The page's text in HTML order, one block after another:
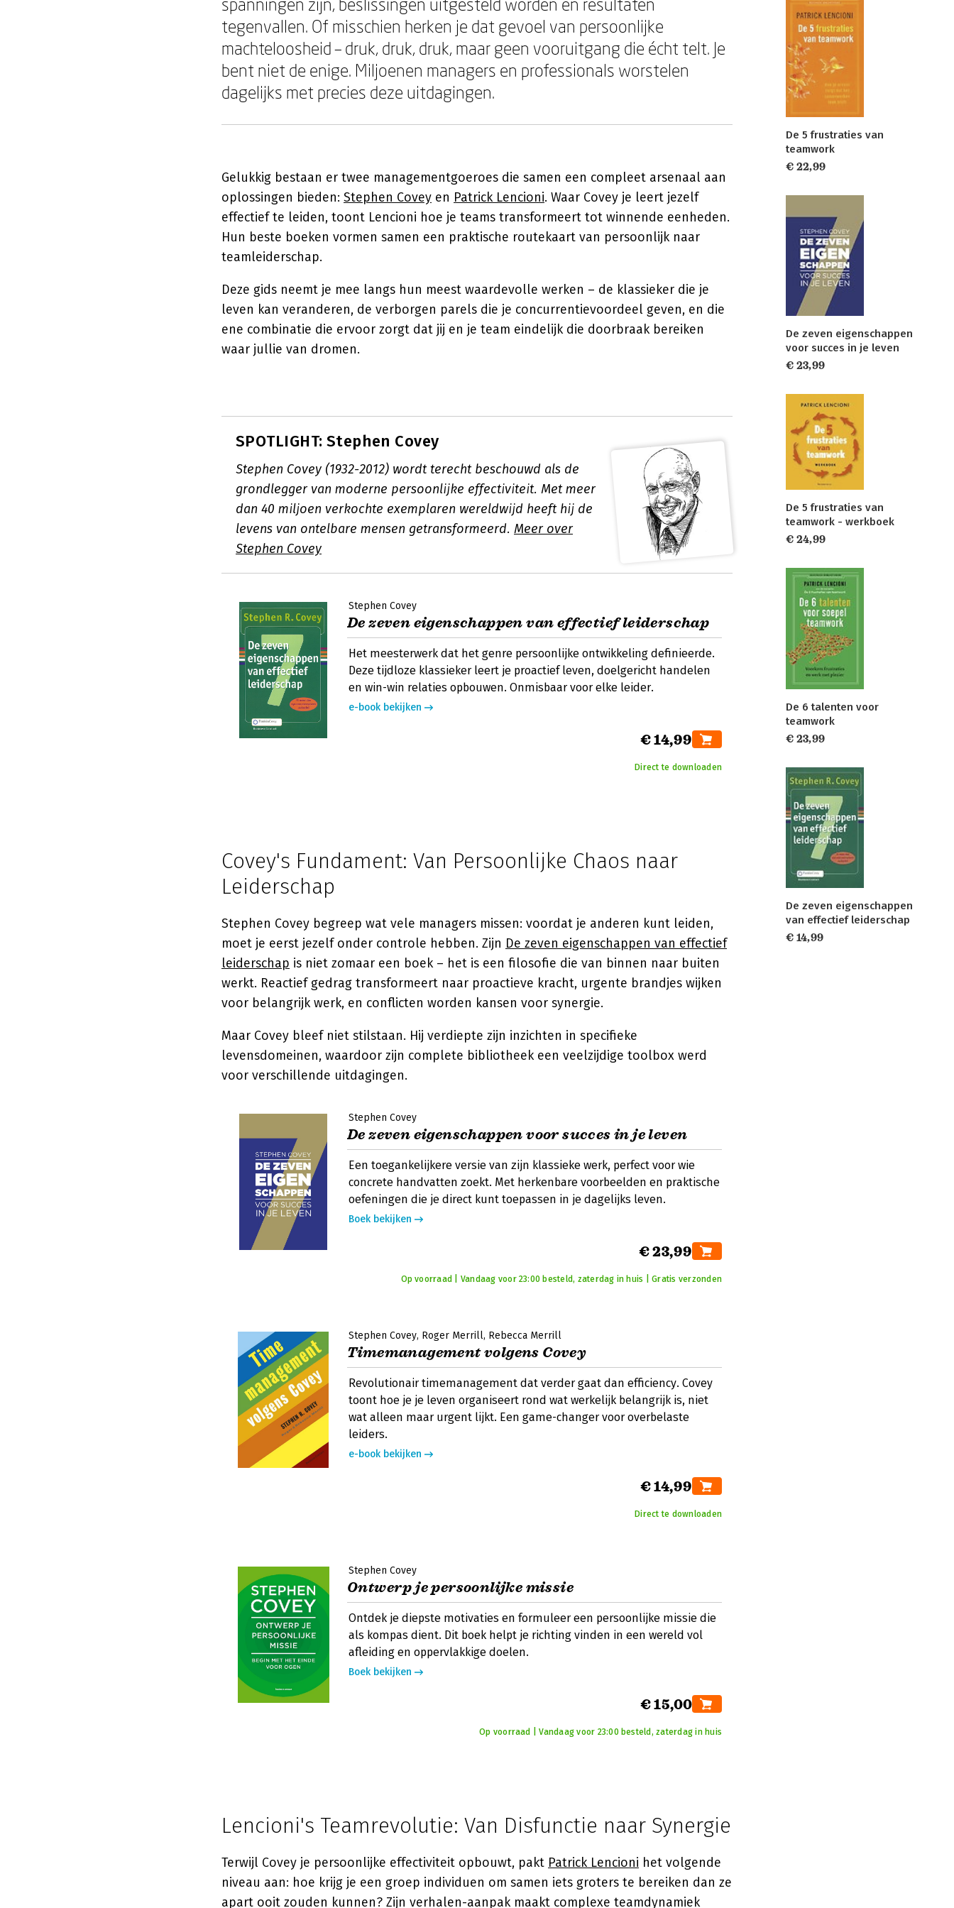
tegenvallen. Of misschien herken je dat gevoel van persoonlijke
machteloosheid – druk, druk, druk, maar geen vooruitgang die écht telt. Je
bent niet de enige. Miljoenen managers en professionals worstelen
dagelijks met precies deze uitdagingen.
Gelukkig bestaan er twee managementgoeroes die samen een compleet arsenaal aan
oplossingen bieden: Stephen Covey en Patrick Lencioni. Waar Covey je leert jezelf
effectief te leiden, toont Lencioni hoe je teams transformeert tot winnende eenheden.
Hun beste boeken vormen samen een praktische routekaart van persoonlijk naar
teamleiderschap.
Deze gids neemt je mee langs hun meest waardevolle werken – de klassieker die je
leven kan veranderen, de verborgen parels die je concurrentievoordeel geven, en die
ene combinatie die ervoor zorgt dat jij en je team eindelijk die doorbraak bereiken
waar jullie van dromen.
SPOTLIGHT: Stephen Covey
Stephen Covey (1932-2012) wordt terecht beschouwd als de
grondlegger van moderne persoonlijke effectiviteit. Met meer
dan 40 miljoen verkochte exemplaren wereldwijd heeft hij de
levens van ontelbare mensen getransformeerd. Meer over
Stephen Covey
Stephen Covey
De zeven eigenschappen van effectief leiderschap
Het meesterwerk dat het genre persoonlijke ontwikkeling definieerde.
Deze tijdloze klassieker leert je proactief leven, doelgericht handelen
en win-win relaties opbouwen. Onmisbaar voor elke leider.
e-book bekijken
€ 14,99
Direct te downloaden
Covey's Fundament: Van Persoonlijke Chaos naar
Leiderschap
Stephen Covey begreep wat vele managers missen: voordat je anderen kunt leiden,
moet je eerst jezelf onder controle hebben. Zijn De zeven eigenschappen van effectief
leiderschap is niet zomaar een boek – het is een filosofie die van binnen naar buiten
werkt. Reactief gedrag transformeert naar proactieve kracht, urgente brandjes wijken
voor belangrijk werk, en conflicten worden kansen voor synergie.
Maar Covey bleef niet stilstaan. Hij verdiepte zijn inzichten in specifieke
levensdomeinen, waardoor zijn complete bibliotheek een veelzijdige toolbox werd
voor verschillende uitdagingen.
Stephen Covey
De zeven eigenschappen voor succes in je leven
Een toegankelijkere versie van zijn klassieke werk, perfect voor wie
concrete handvatten zoekt. Met herkenbare voorbeelden en praktische
oefeningen die je direct kunt toepassen in je dagelijks leven.
Boek bekijken
€ 23,99
Op voorraad | Vandaag voor 23:00 besteld, zaterdag in huis | Gratis verzonden
Stephen Covey Roger Merrill Rebecca Merrill
Timemanagement volgens Covey
Revolutionair timemanagement dat verder gaat dan efficiency. Covey
toont hoe je je leven organiseert rond wat werkelijk belangrijk is, niet
wat alleen maar urgent lijkt. Een game-changer voor overbelaste
leiders.
e-book bekijken
€ 14,99
Direct te downloaden
Stephen Covey
Ontwerp je persoonlijke missie
Ontdek je diepste motivaties en formuleer een persoonlijke missie die
als kompas dient. Dit boek helpt je richting vinden in een wereld vol
afleiding en oppervlakkige doelen.
Boek bekijken
€ 15,00
Op voorraad | Vandaag voor 23:00 besteld, zaterdag in huis
Lencioni's Teamrevolutie: Van Disfunctie naar Synergie
Terwijl Covey je persoonlijke effectiviteit opbouwt, pakt Patrick Lencioni het volgende
niveau aan: hoe krijg je een groep individuen om samen iets groters te bereiken dan ze
apart ooit zouden kunnen? Zijn verhalen-aanpak maakt complexe teamdynamiek
De 5 frustraties van
teamwork
€ 22,99
De zeven eigenschappen
voor succes in je leven
€ 23,99
De 5 frustraties van
teamwork - werkboek
€ 24,99
De 6 talenten voor
teamwork
€ 23,99
De zeven eigenschappen
van effectief leiderschap
€ 14,99